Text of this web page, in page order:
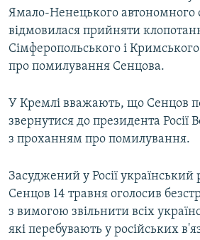
Ямало-Ненецького автономного
відмовилася прийняти
Сімферопольського і
про помилування Сенцова.
У Кремлі вважають, що Сенцов
звернутися до президента Росії
з проханням про помилування.
Засуджений у Росії
Сенцов 14 травня оголосив
з вимогою звільнити всіх
які перебувають у російських